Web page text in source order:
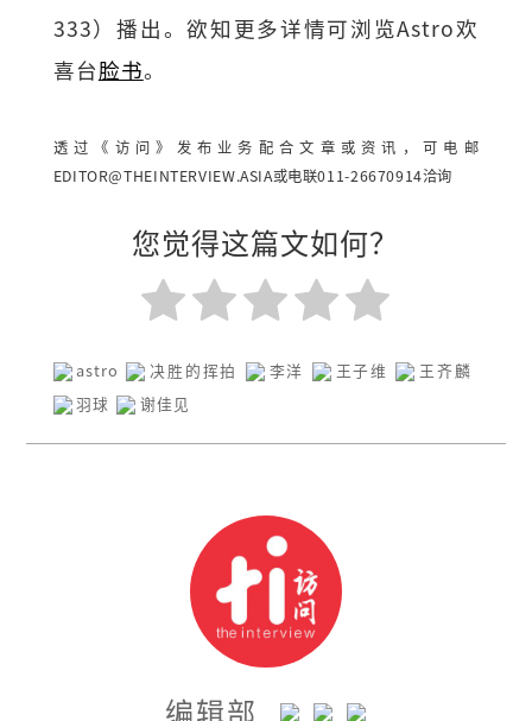
333）播出。欲知更多详情可浏览Astro欢
喜台脸书。
透过《访问》发布业务配合文章或资讯，可电邮
EDITOR@THEINTERVIEW.ASIA或电联011-26670914洽询
您觉得这篇文如何？
astro 决胜的挥拍 李洋 王子维
王齐麟
羽球
谢佳见
编辑部